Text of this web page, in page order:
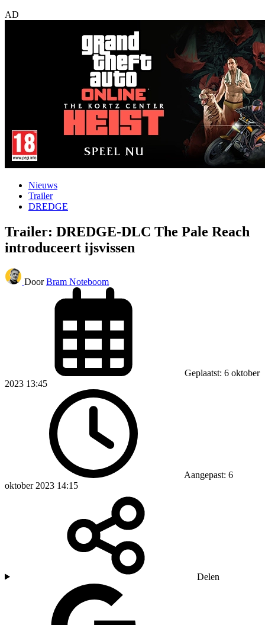
AD
Nieuws
Trailer
DREDGE
Trailer: DREDGE-DLC The Pale Reach
introduceert ijsvissen
Door Bram Noteboom
Geplaatst: 6 oktober
2023 13:45
Aangepast: 6
oktober 2023 14:15
Delen